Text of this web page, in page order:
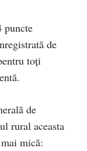
puncte
de
toți
de
rural aceasta
mică: